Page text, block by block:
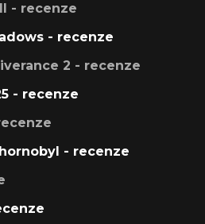
- recenze
- recenze
2 - recenze
- recenze
- recenze